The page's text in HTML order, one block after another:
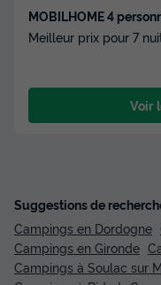
MOBILHOME 4
Meilleur prix pour 7
Voir
Suggestions de
Campings en Dordogne
Campings en Gironde
Campings à Soulac sur